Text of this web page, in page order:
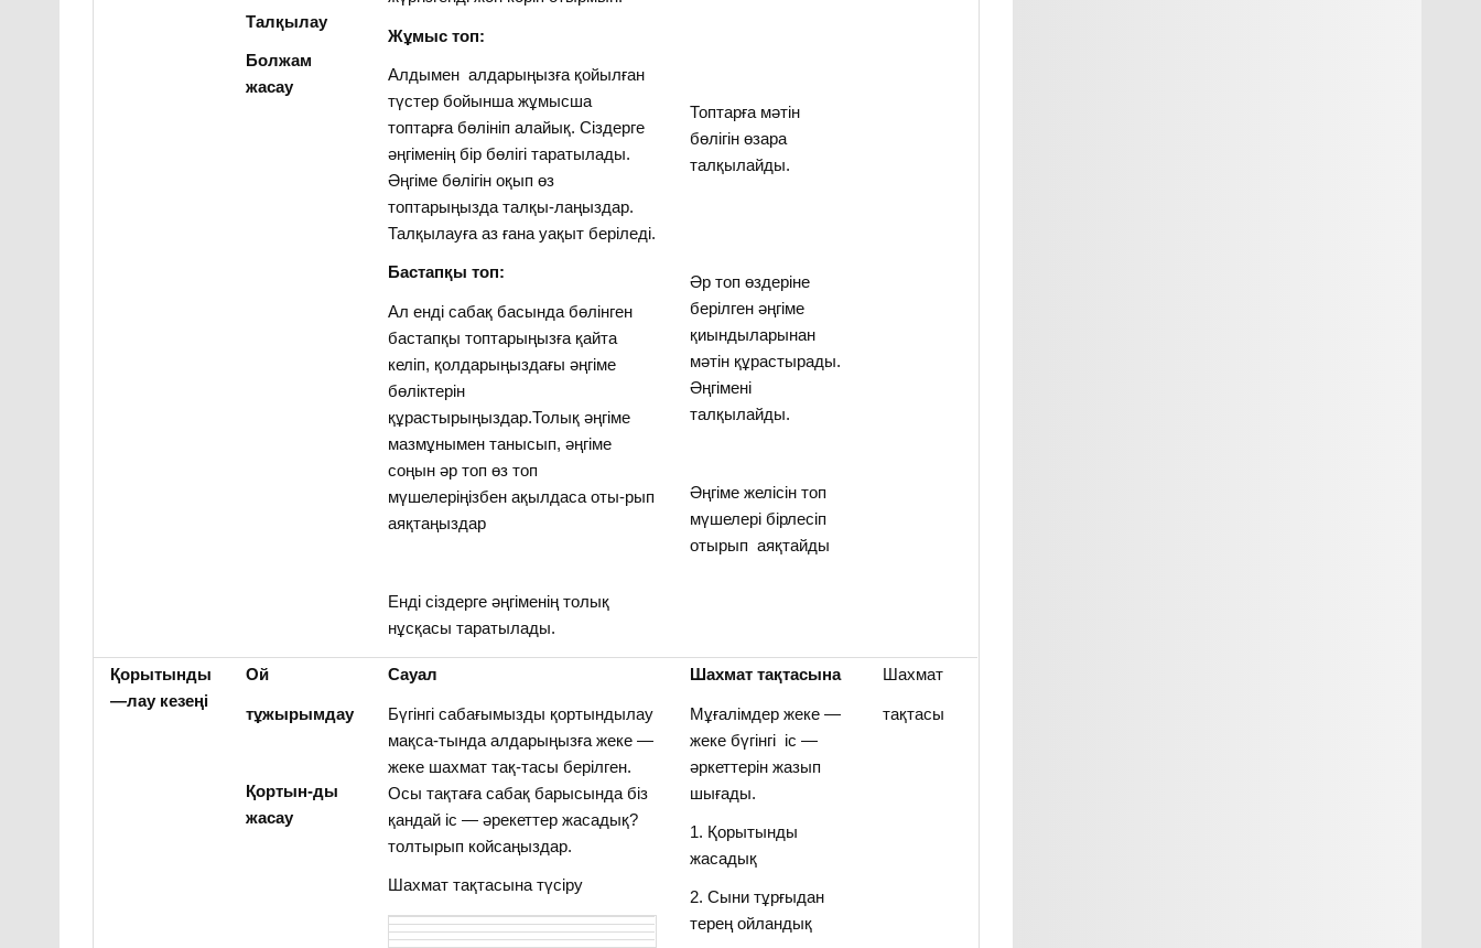
Талқылау
Болжам
жасау
Жұмыс топ:
Алдымен алдарыңызға қойылған
түстер бойынша жұмысша
топтарға бөлініп алайық. Сіздерге
әңгіменің бір бөлігі таратылады.
Әңгіме бөлігін оқып өз
топтарыңызда талқы-лаңыздар.
Талқылауға аз ғана уақыт беріледі.
Бастапқы топ:
Ал енді сабақ басында бөлінген
бастапқы топтарыңызға қайта
келіп, қолдарыңыздағы әңгіме
бөліктерін
құрастырыңыздар.Толық әңгіме
мазмұнымен танысып, әңгіме
соңын әр топ өз топ
мүшелеріңізбен ақылдаса оты-рып
аяқтаңыздар
Енді сіздерге әңгіменің толық
нұсқасы таратылады.
Топтарға мәтін
бөлігін өзара
талқылайды.
Әр топ өздеріне
берілген әңгіме
қиындыларынан
мәтін құрастырады.
Әңгімені
талқылайды.
Әңгіме желісін топ
мүшелері бірлесіп
отырып аяқтайды
Қорытынды
—лау кезеңі
Ой
тұжырымдау
Қортын-ды
жасау
Сауал
Бүгінгі сабағымызды қортындылау
мақса-тында алдарыңызға жеке —
жеке шахмат тақ-тасы берілген.
Осы тақтаға сабақ барысында біз
қандай іс — әрекеттер жасадық?
толтырып койсаңыздар.
Шахмат тақтасына түсіру
Шахмат тақтасына
Мұғалімдер жеке —
жеке бүгінгі іс —
әркеттерін жазып
шығады.
1. Қорытынды
жасадық
2. Сыни тұрғыдан
терең ойландық
Шахмат
тақтасы